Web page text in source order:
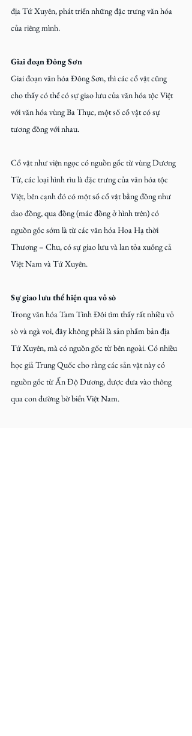
địa Tứ Xuyên, phát triển những đặc trưng văn hóa
của riêng mình.
Giai đoạn Đông Sơn
Giai đoạn văn hóa Đông Sơn, thì các cổ vật cũng
cho thấy có thể có sự giao lưu của văn hóa tộc Việt
với văn hóa vùng Ba Thục, một số cổ vật có sự
tương đồng với nhau.
Cổ vật như viện ngọc có nguồn gốc từ vùng Dương
Tử, các loại hình rìu là đặc trưng của văn hóa tộc
Việt, bên cạnh đó có một số cổ vật bằng đồng như
dao đồng, qua đồng (mác đồng ở hình trên) có
nguồn gốc sớm là từ các văn hóa Hoa Hạ thời
Thương – Chu, có sự giao lưu và lan tỏa xuống cả
Việt Nam và Tứ Xuyên.
Sự giao lưu thể hiện qua vỏ sò
Trong văn hóa Tam Tinh Đôi tìm thấy rất nhiều vỏ
sò và ngà voi, đây không phải là sản phẩm bản địa
Tứ Xuyên, mà có nguồn gốc từ bên ngoài. Có nhiều
học giả Trung Quốc cho rằng các sản vật này có
nguồn gốc từ Ấn Độ Dương, được đưa vào thông
qua con đường bờ biển Việt Nam.